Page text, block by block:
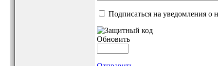
Подписаться на уведомления о
Обновить